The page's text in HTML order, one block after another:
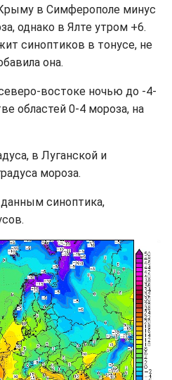
в Симферополе минус
однако в Ялте утром +6.
синоптиков в тонусе, не
она.
востоке ночью до -4-
областей 0-4 мороза, на
в Луганской и
мороза.
синоптика,